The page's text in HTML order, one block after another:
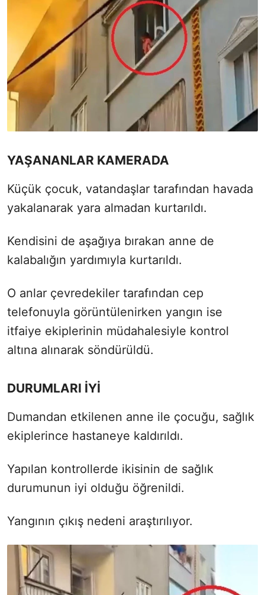
YAŞANANLAR KAMERADA
Küçük çocuk, vatandaşlar tarafından havada
yakalanarak yara almadan kurtarıldı.
Kendisini de aşağıya bırakan anne de
kalabalığın yardımıyla kurtarıldı.
O anlar çevredekiler tarafından cep
telefonuyla görüntülenirken yangın ise
itfaiye ekiplerinin müdahalesiyle kontrol
altına alınarak söndürüldü.
DURUMLARI İYİ
Dumandan etkilenen anne ile çocuğu, sağlık
ekiplerince hastaneye kaldırıldı.
Yapılan kontrollerde ikisinin de sağlık
durumunun iyi olduğu öğrenildi.
Yangının çıkış nedeni araştırılıyor.